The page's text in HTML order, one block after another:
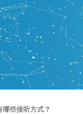
些接听方式？